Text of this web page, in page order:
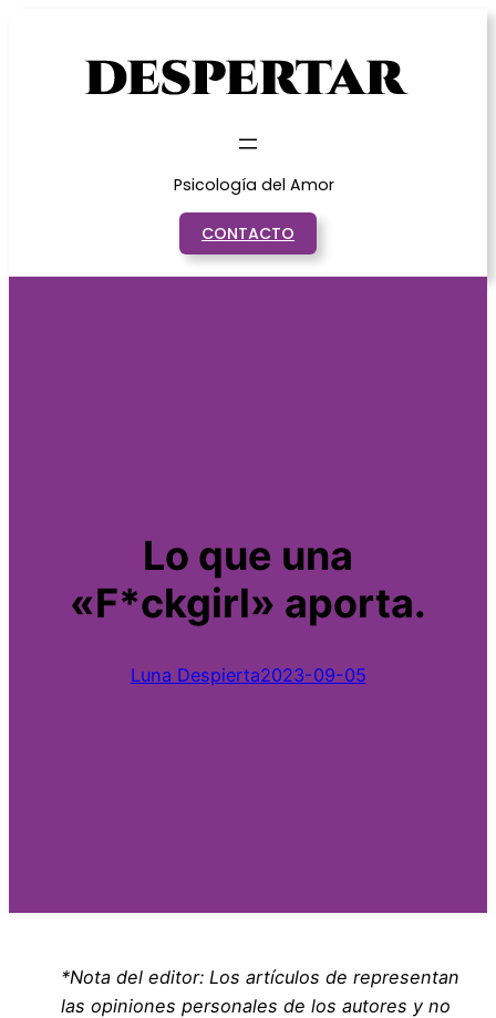
Psicología del Amor
CONTACTO
Lo que una
«F*ckgirl» aporta.
Luna Despierta2023-09-05
*Nota del editor: Los artículos de representan
las opiniones personales de los autores y no